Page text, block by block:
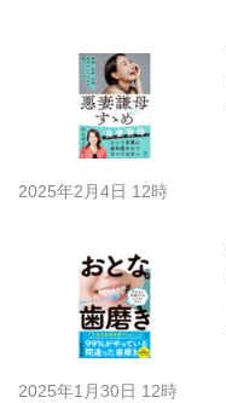
2025年2月4日 12時
2025年1月30日 12時